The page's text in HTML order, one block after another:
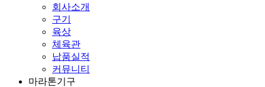
회사소개
구기
육상
체육관
납품실적
커뮤니티
마라톤기구